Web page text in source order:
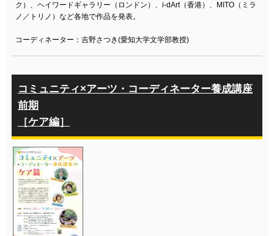
ク）、ヘイワードギャラリー（ロンドン）、i-dArt（香港）、MITO（ミラ
ノ／トリノ）など各地で作品を発表。
コーディネーター：吉野さつき(愛知大学文学部教授)
コミュニティ×アーツ・コーディネーター養成講座
前期
［ケア編］